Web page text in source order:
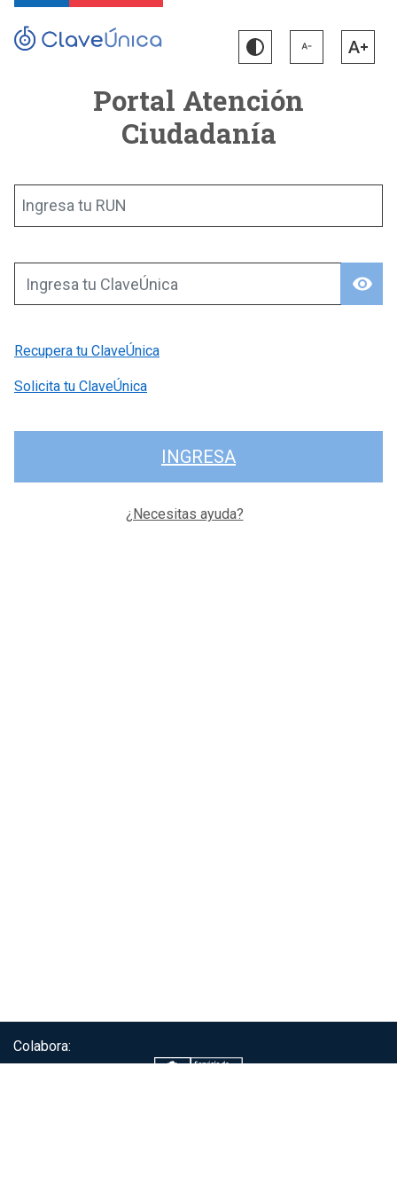
Portal Atención
Ciudadanía
Ingresa tu RUN
visibility
Ingresa tu ClaveÚnica
Recupera tu ClaveÚnica
Solicita tu ClaveÚnica
INGRESA
¿Necesitas ayuda?
Colabora: